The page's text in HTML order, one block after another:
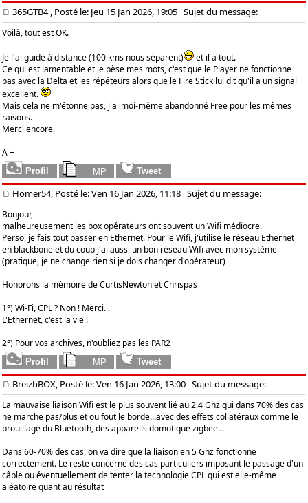
365GTB4, Posté le: Jeu 15 Jan 2026, 19:05 Sujet du message:
Voilà, tout est OK.
Je l'ai guidé à distance (100 kms nous séparent)
et il a tout.
Ce qui est lamentable et je pèse mes mots, c'est que le Player ne fonctionne
pas avec la Delta et les répéteurs alors que le Fire Stick lui dit qu'il a un signal
excellent.
Mais cela ne m'étonne pas, j'ai moi-même abandonné Free pour les mêmes
raisons.
Merci encore.
A +
Homer54, Posté le: Ven 16 Jan 2026, 11:18 Sujet du message:
Bonjour,
malheureusement les box opérateurs ont souvent un Wifi médiocre.
Perso, je fais tout passer en Ethernet. Pour le Wifi, j'utilise le réseau Ethernet
en blackbone et du coup j'ai aussi un bon réseau Wifi avec mon système
(pratique, je ne change rien si je dois changer d'opérateur)
Honorons la mémoire de CurtisNewton et Chrispas
1°) Wi-Fi, CPL ? Non ! Merci...
L'Ethernet, c'est la vie !
2°) Pour vos archives, n'oubliez pas les PAR2
BreizhBOX, Posté le: Ven 16 Jan 2026, 13:00 Sujet du message:
La mauvaise liaison Wifi est le plus souvent lié au 2.4 Ghz qui dans 70% des cas
ne marche pas/plus et ou fout le borde...avec des effets collatéraux comme le
brouillage du Bluetooth, des appareils domotique zigbee...
Dans 60-70% des cas, on va dire que la liaison en 5 Ghz fonctionne
correctement. Le reste concerne des cas particuliers imposant le passage d'un
câble ou éventuellement de tenter la technologie CPL qui est elle-même
aléatoire quant au résultat